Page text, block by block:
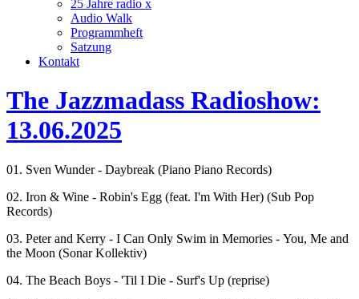
25 Jahre radio x
Audio Walk
Programmheft
Satzung
Kontakt
The Jazzmadass Radioshow:
13.06.2025
01. Sven Wunder - Daybreak (Piano Piano Records)
02. Iron & Wine - Robin's Egg (feat. I'm With Her) (Sub Pop
Records)
03. Peter and Kerry - I Can Only Swim in Memories - You, Me and
the Moon (Sonar Kollektiv)
04. The Beach Boys - 'Til I Die - Surf's Up (reprise)